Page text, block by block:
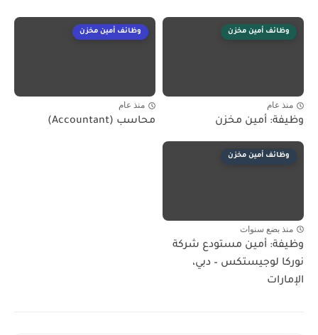
وظائف أمين مخزن
منذ عام
وظيفة: أمين مخزن
وظائف أمين مخزن
منذ عام
محاسب (Accountant)
وظائف أمين مخزن
منذ بضع سنوات
وظيفة: أمين مستودع شركة
نوركا لوجيستكس – دبي،
الإمارات